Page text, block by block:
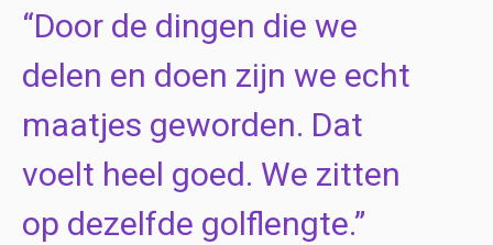
Door de dingen die we
delen en doen zijn we echt
maatjes geworden. Dat
voelt heel goed. We zitten
op dezelfde golflengte.